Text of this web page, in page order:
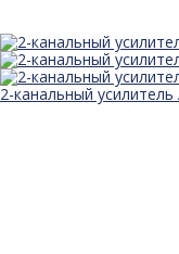
2-канальный